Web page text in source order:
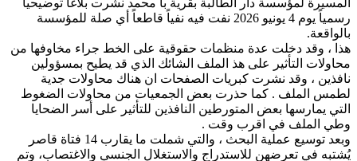
رسمياً يوم 4 يونيو 2026 نفت فيه نفياً قاطعاً أي صلة للمؤسسة
بالواقعة.
هذا ، وقد دخلت عدة منظمات حقوقية على الخط جراء مخاوفها من
محاولات التأثير على هذ الملف الشائك الذي قد يطيح بمسؤولين
نافذين ، وقد نشرت كبريات الصفحات ان هناك محاولات جدية
لطمس الملف . كما حذرت بعض الجمعيات من محاولات الضغوط
التي يمارسها بعض المتورطين النافذين للتأثير على أسر الضحايا
وطي الملف في اقرب وقت .
وبعد توسيع عملية البحث ، والتي شملت ما يقارب 14 فتاة قاصر
يُشتبه في تعرضهن للاستدراج والاستغلال الجنسي والاغتصاب، وتم